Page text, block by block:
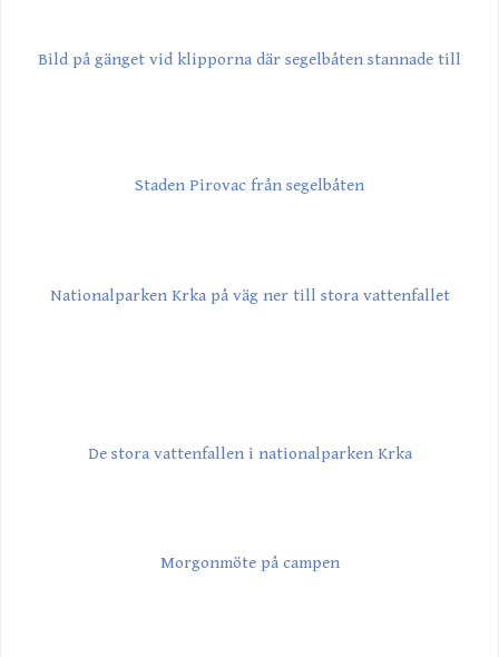
Bild på gänget vid klipporna där segelbåten stannade till
Staden Pirovac från segelbåten
Nationalparken Krka på väg ner till stora vattenfallet
De stora vattenfallen i nationalparken Krka
Morgonmöte på campen